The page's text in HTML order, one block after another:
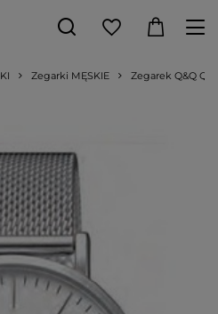
Zegarki MĘSKIE Zegarek Q&Q